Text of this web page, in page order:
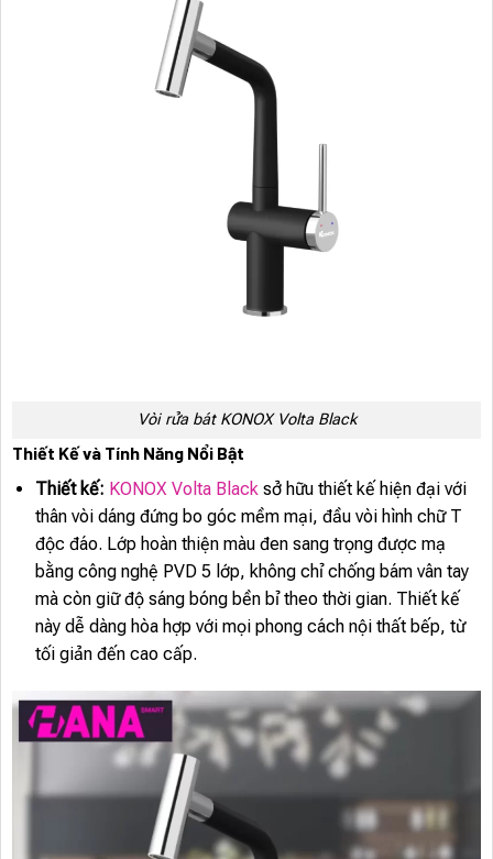
Vòi rửa bát KONOX Volta Black
Thiết Kế và Tính Năng Nổi Bật
Thiết kế: KONOX Volta Blacksở hữu thiết kế hiện đại với
thân vòi dáng đứng bo góc mềm mại, đầu vòi hình chữ T
độc đáo. Lớp hoàn thiện màu đen sang trọng được mạ
bằng công nghệ PVD 5 lớp, không chỉ chống bám vân tay
mà còn giữ độ sáng bóng bền bỉ theo thời gian. Thiết kế
này dễ dàng hòa hợp với mọi phong cách nội thất bếp, từ
tối giản đến cao cấp.